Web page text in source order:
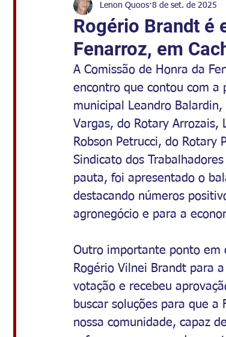
Rogério Brandt é
Fenarroz, em
Lenon Quoos 8 de set. de 2025
A Comissão de Honra da
encontro que contou com a
municipal Leandro
Vargas, do Rotary Arrozais,
Robson Petrucci, do Rotary
Sindicato dos
pauta, foi apresentado o
destacando números
agronegócio e para a
Outro importante ponto em
Rogério Vilnei Brandt para
votação e recebeu
buscar soluções para que a
nossa comunidade, capaz